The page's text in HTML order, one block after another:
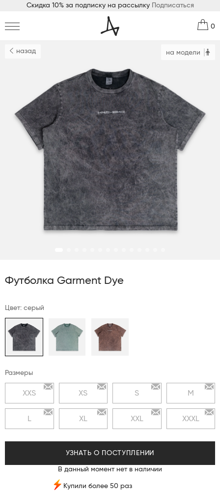
Скидка 10% за подписку на рассылку Подписаться
0
назад на модели
Футболка Garment Dye
Цвет: серый
Размеры
XXS XS S M
L XL XXL XXXL
УЗНАТЬ О ПОСТУПЛЕНИИ
В данный момент нет в наличии
Купили более 50 раз